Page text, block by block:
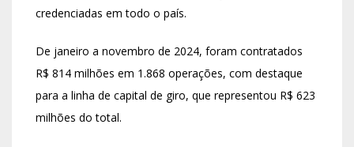
credenciadas em todo o país.
De janeiro a novembro de 2024, foram contratados
R$ 814 milhões em 1.868 operações, com destaque
para a linha de capital de giro, que representou R$ 623
milhões do total.